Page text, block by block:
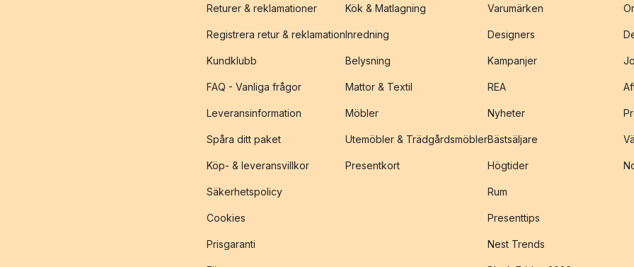
Returer & reklamationer
Registrera retur & reklamation
Kundklubb
FAQ - Vanliga frågor
Leveransinformation
Spåra ditt paket
Köp- & leveransvillkor
Säkerhetspolicy
Cookies
Prisgaranti
Kök & Matlagning
Inredning
Belysning
Mattor & Textil
Möbler
Utemöbler & Trädgårdsmöbler
Presentkort
Varumärken
Designers
Kampanjer
REA
Nyheter
Bästsäljare
Högtider
Rum
Presenttips
Nest Trends